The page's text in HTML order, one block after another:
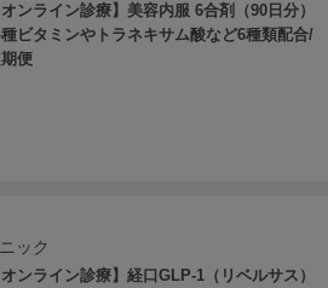
オンライン診療】美容内服 6合剤（90日分）
ビタミンやトラネキサム酸など6種類配合/
便
ック
オンライン診療】経口GLP-1（リベルサス）